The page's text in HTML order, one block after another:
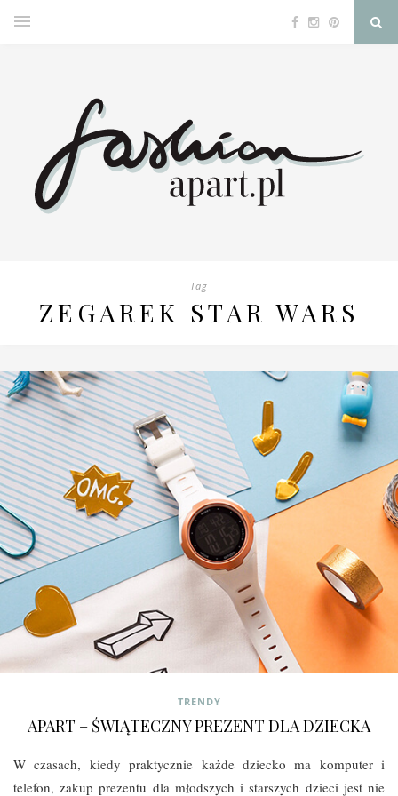
Tag
ZEGAREK STAR WARS
TRENDY
APART – ŚWIĄTECZNY PREZENT DLA DZIECKA
W czasach, kiedy praktycznie każde dziecko ma komputer i
telefon, zakup prezentu dla młodszych i starszych dzieci jest nie